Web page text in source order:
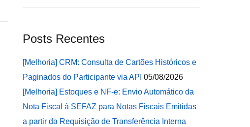
Posts Recentes
[Melhoria] CRM: Consulta de Cartões Históricos e
Paginados do Participante via API 05/08/2026
[Melhoria] Estoques e NF-e: Envio Automático da
Nota Fiscal à SEFAZ para Notas Fiscais Emitidas
a partir da Requisição de Transferência Interna